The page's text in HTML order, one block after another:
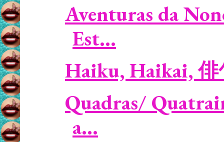
Aventuras da
Est...
Haiku, Haikai, 俳
Quadras/
a...